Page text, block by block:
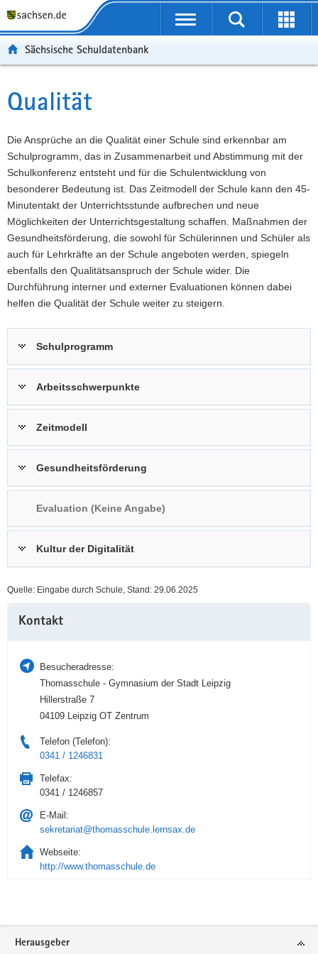
t
ü
e
r
g
r
e
i
f
e
n
d
e
i
g
o
n
r
l
a
v
i
g
a
t
i
o
n
a
t
n
h
a
l
t
W
t
r
e
I
n
f
o
r
m
a
t
i
r
i
c
e
Portalübergreifende
Suche
Sächsische Schuldatenbank
Hauptinhalt
Qualität
Die Ansprüche an die Qualität einer Schule sind erkennbar am
Schulprogramm, das in Zusammenarbeit und Abstimmung mit der
Schulkonferenz entsteht und für die Schulentwicklung von
besonderer Bedeutung ist. Das Zeitmodell der Schule kann den 45-
Minutentakt der Unterrichtsstunde aufbrechen und neue
Möglichkeiten der Unterrichtsgestaltung schaffen. Maßnahmen der
Gesundheitsförderung, die sowohl für Schülerinnen und Schüler als
auch für Lehrkräfte an der Schule angeboten werden, spiegeln
ebenfalls den Qualitätsanspruch der Schule wider. Die
Durchführung interner und externer Evaluationen können dabei
helfen die Qualität der Schule weiter zu steigern.
Schulprogramm
Arbeitsschwerpunkte
Zeitmodell
Gesundheitsförderung
Evaluation (Keine Angabe)
Kultur der Digitalität
Quelle: Eingabe durch Schule, Stand: 29.06.2025
Information
Kontakt
Besucheradresse:
Thomasschule - Gymnasium der Stadt Leipzig
Hillerstraße 7
04109 Leipzig OT Zentrum
Telefon (Telefon):
0341 / 1246831
Telefax:
0341 / 1246857
E-Mail:
sekretariat@thomasschule.lernsax.de
Webseite:
http://www.thomasschule.de
Service
Herausgeber